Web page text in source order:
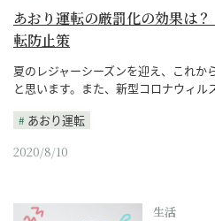
あおり運転の厳罰化の効果は
転防止策
夏のレジャーシーズンを迎え、これか
と思います。また、新型コロナウィ
あおり運転
2020/8/10
生活